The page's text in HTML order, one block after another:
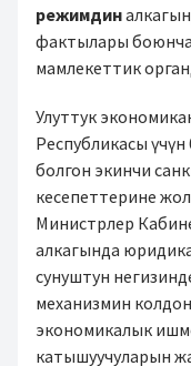
режимдин
фактылары
мамлекеттик
Улуттук
Республикасы
болгон экинчи
кесепеттерине
Министрлер
алкагында
сунуштун
механизмин
экономикалык
катышуучуларын